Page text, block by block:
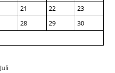
21 22
23
28 29
30